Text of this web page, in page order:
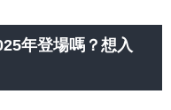
年登場嗎？想入